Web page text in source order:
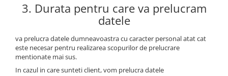
3. Durata pentru care va prelucram
datele
va prelucra datele dumneavoastra cu caracter personal atat cat
este necesar pentru realizarea scopurilor de prelucrare
mentionate mai sus.
In cazul in care sunteti client, vom prelucra datele